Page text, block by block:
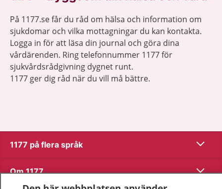
På 1177.se får du råd om hälsa och information om
sjukdomar och vilka mottagningar du kan kontakta.
Logga in för att läsa din journal och göra dina
vårdärenden. Ring telefonnummer 1177 för
sjukvårdsrådgivning dygnet runt.
1177 ger dig råd när du vill må bättre.
1177 på flera språk Visa
Om 1177 Visa